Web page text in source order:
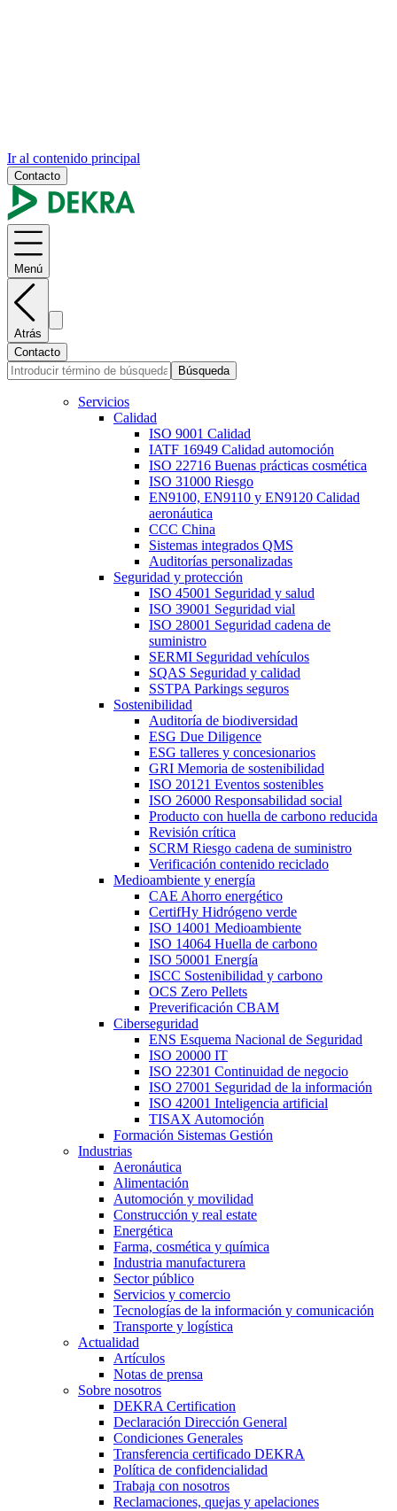
Ir al contenido principal
Contacto
Menú
Atrás
Contacto
Búsqueda
Servicios
Calidad
ISO 9001 Calidad
IATF 16949 Calidad automoción
ISO 22716 Buenas prácticas cosmética
ISO 31000 Riesgo
EN9100, EN9110 y EN9120 Calidad
aeronáutica
CCC China
Sistemas integrados QMS
Auditorías personalizadas
Seguridad y protección
ISO 45001 Seguridad y salud
ISO 39001 Seguridad vial
ISO 28001 Seguridad cadena de
suministro
SERMI Seguridad vehículos
SQAS Seguridad y calidad
SSTPA Parkings seguros
Sostenibilidad
Auditoría de biodiversidad
ESG Due Diligence
ESG talleres y concesionarios
GRI Memoria de sostenibilidad
ISO 20121 Eventos sostenibles
ISO 26000 Responsabilidad social
Producto con huella de carbono reducida
Revisión crítica
SCRM Riesgo cadena de suministro
Verificación contenido reciclado
Medioambiente y energía
CAE Ahorro energético
CertifHy Hidrógeno verde
ISO 14001 Medioambiente
ISO 14064 Huella de carbono
ISO 50001 Energía
ISCC Sostenibilidad y carbono
OCS Zero Pellets
Preverificación CBAM
Ciberseguridad
ENS Esquema Nacional de Seguridad
ISO 20000 IT
ISO 22301 Continuidad de negocio
ISO 27001 Seguridad de la información
ISO 42001 Inteligencia artificial
TISAX Automoción
Formación Sistemas Gestión
Industrias
Aeronáutica
Alimentación
Automoción y movilidad
Construcción y real estate
Energética
Farma, cosmética y química
Industria manufacturera
Sector público
Servicios y comercio
Tecnologías de la información y comunicación
Transporte y logística
Actualidad
Artículos
Notas de prensa
Sobre nosotros
DEKRA Certification
Declaración Dirección General
Condiciones Generales
Transferencia certificado DEKRA
Política de confidencialidad
Trabaja con nosotros
Reclamaciones, quejas y apelaciones